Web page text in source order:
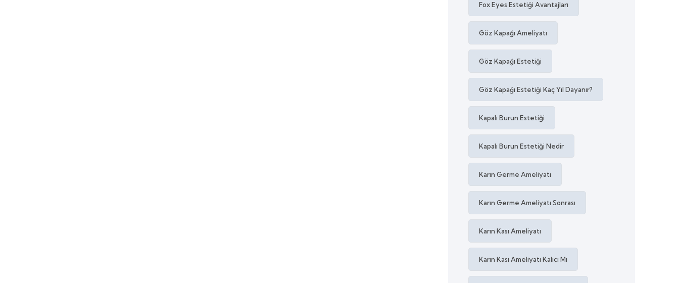
Fox Eyes Estetiği Avantajları
Göz Kapağı Ameliyatı
Göz Kapağı Estetiği
Göz Kapağı Estetiği Kaç Yıl Dayanır?
Kapalı Burun Estetiği
Kapalı Burun Estetiği Nedir
Karın Germe Ameliyatı
Karın Germe Ameliyatı Sonrası
Karın Kası Ameliyatı
Karın Kası Ameliyatı Kalıcı Mı